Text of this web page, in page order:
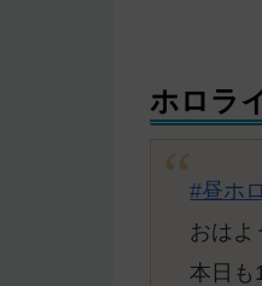
ホロラ
#昼ホロ
おは
本日も